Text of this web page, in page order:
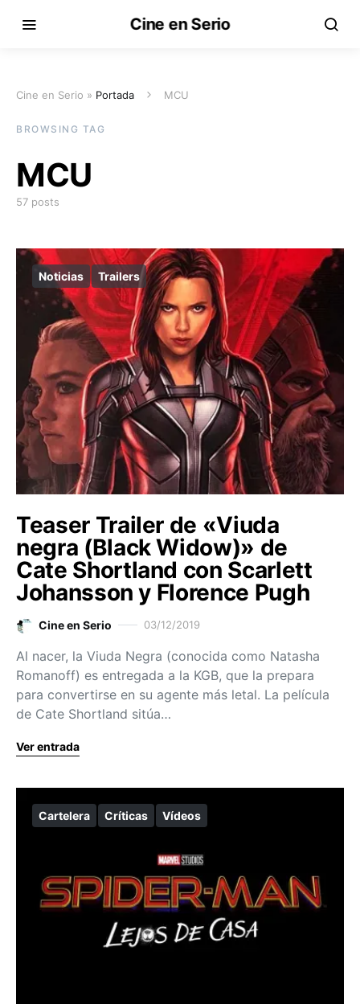
Cine en Serio
Cine en Serio » Portada MCU
BROWSING TAG
MCU
57 posts
Noticias Trailers
Teaser Trailer de «Viuda
negra (Black Widow)» de
Cate Shortland con Scarlett
Johansson y Florence Pugh
Cine en Serio 03/12/2019
Al nacer, la Viuda Negra (conocida como Natasha
Romanoff) es entregada a la KGB, que la prepara
para convertirse en su agente más letal. La película
de Cate Shortland sitúa…
Ver entrada
Cartelera Críticas Vídeos